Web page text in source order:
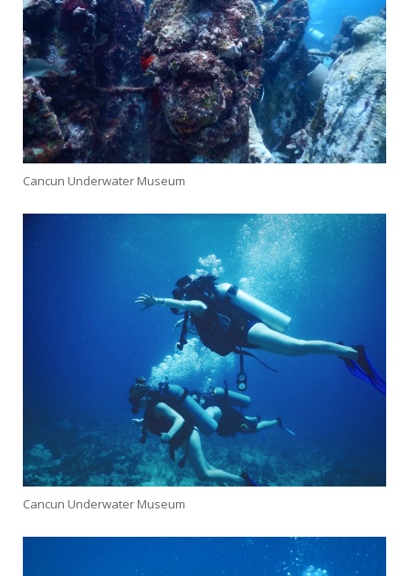
Cancun Underwater Museum
Cancun Underwater Museum